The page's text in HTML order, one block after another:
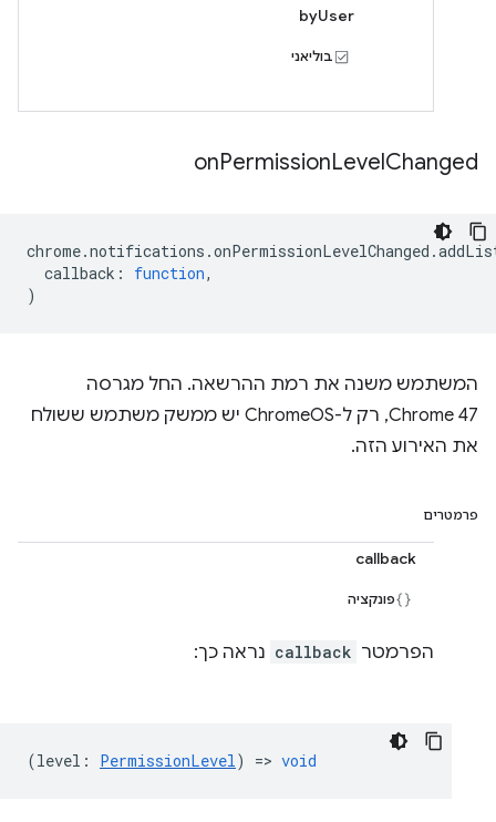
byUser
בוליאני
onPermissionLevelChanged
chrome.notifications .onPermissionLevelChanged .
callback : function,
)
המשתמש משנה את רמת ההרשאה. החל מגרסה
Chrome 47, רק ל-ChromeOS יש ממשק משתמש ששולח
את האירוע הזה.
פרמטרים
callback
פונקציה
הפרמטר callback נראה כך:
(level : PermissionLevel) => void